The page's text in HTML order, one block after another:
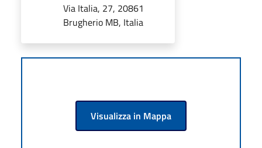
Via Italia, 27, 20861
Brugherio MB, Italia
Visualizza in Mappa